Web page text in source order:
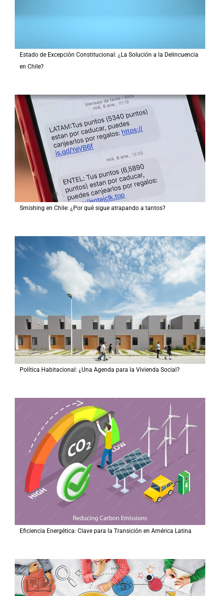
Estado de Excepción Constitucional: ¿La Solución a la Delincuencia
en Chile?
Smishing en Chile: ¿Por qué sigue atrapando a tantos?
Política Habitacional: ¿Una Agenda para la Vivienda Social?
Eficiencia Energética: Clave para la Transición en América Latina